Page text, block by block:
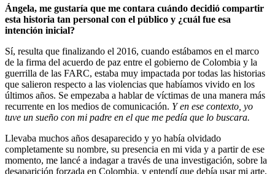
Ángela, me gustaría que me contara cuándo decidió compartir
esta historia tan personal con el público y ¿cuál fue esa
intención inicial?
Sí, resulta que finalizando el 2016, cuando estábamos en el marco
de la firma del acuerdo de paz entre el gobierno de Colombia y la
guerrilla de las FARC, estaba muy impactada por todas las historias
que salieron respecto a las violencias que habíamos vivido en los
últimos años. Se empezaba a hablar de víctimas de una manera más
recurrente en los medios de comunicación. Y en ese contexto, yo
tuve un sueño con mi padre en el que me pedía que lo buscara.
Llevaba muchos años desaparecido y yo había olvidado
completamente su nombre, su presencia en mi vida y a partir de ese
momento, me lancé a indagar a través de una investigación, sobre la
desaparición forzada en Colombia, y entendí que debía usar mi arte,